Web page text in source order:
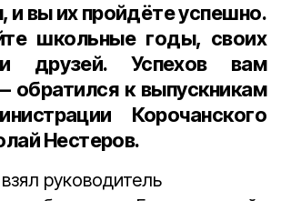
и вы их пройдёте успешно.
школьные годы, своих
друзей. Успехов вам
обратился к выпускникам
Корочанского
Нестеров.
руководитель